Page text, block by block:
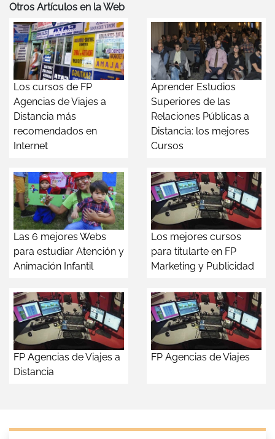
Otros Artículos en la Web
Los cursos de FP
Agencias de Viajes a
Distancia más
recomendados en
Internet
Aprender Estudios
Superiores de las
Relaciones Públicas a
Distancia: los mejores
Cursos
Las 6 mejores Webs
para estudiar Atención y
Animación Infantil
Los mejores cursos
para titularte en FP
Marketing y Publicidad
FP Agencias de Viajes a
Distancia
FP Agencias de Viajes